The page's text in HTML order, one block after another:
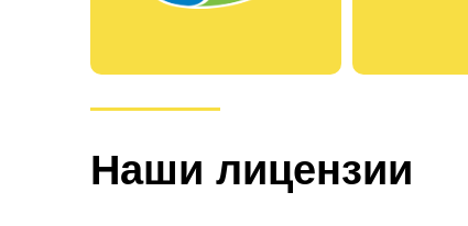
Наши лицензии